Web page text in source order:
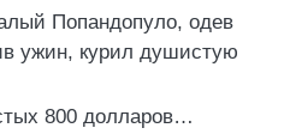
Попандопуло, одев
ужин, курил душистую
800 долларов…